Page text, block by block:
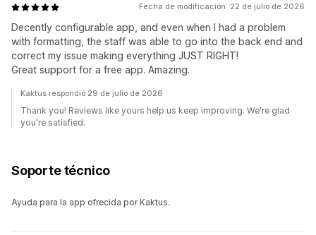
Fecha de modificación: 22 de julio de 2026
Decently configurable app, and even when I had a problem
with formatting, the staff was able to go into the back end and
correct my issue making everything JUST RIGHT!
Great support for a free app. Amazing.
Kaktus respondió 29 de julio de 2026
Thank you! Reviews like yours help us keep improving. We're glad
you're satisfied.
Soporte técnico
Ayuda para la app ofrecida por Kaktus.